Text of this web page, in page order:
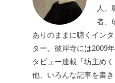
人、
者、
ありのままに聴くイン
ター。彼岸寺には2009
タビュー連載「坊主めく
他、いろんな記事を書